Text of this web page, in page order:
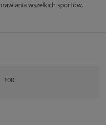
wszelkich sportów.
100